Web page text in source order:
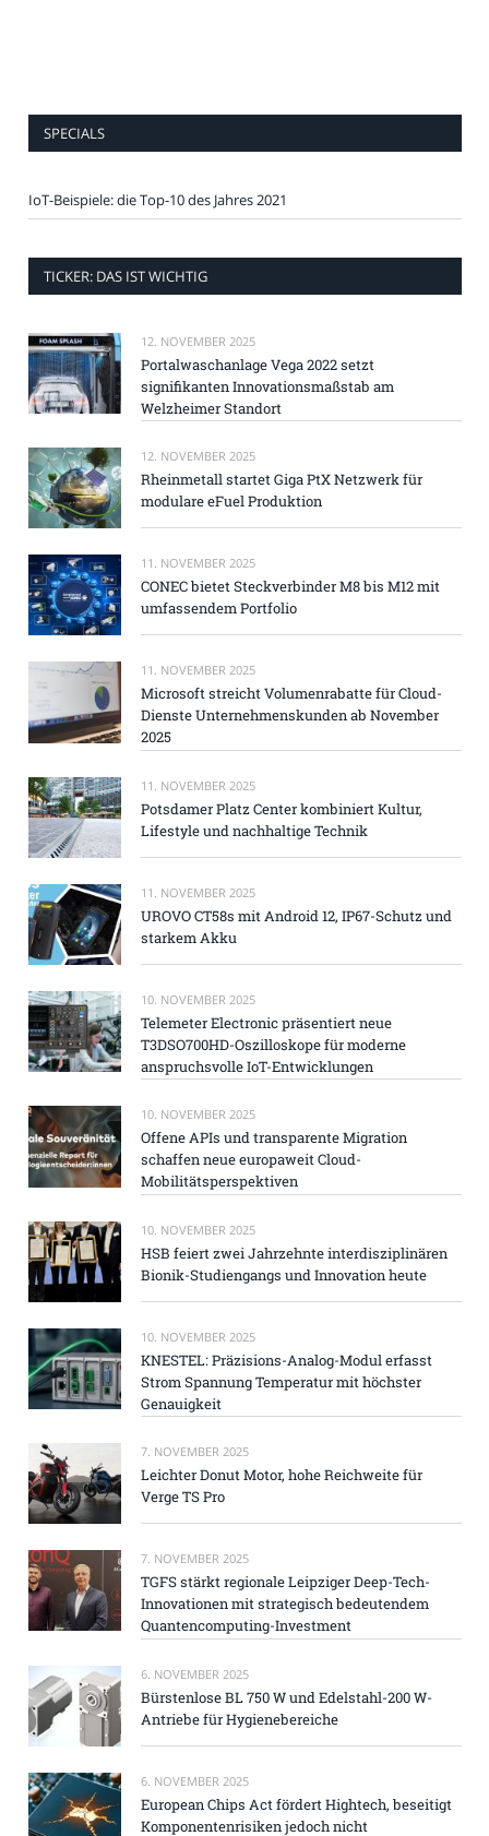
SPECIALS
IoT-Beispiele: die Top-10 des Jahres 2021
TICKER: DAS IST WICHTIG
12. NOVEMBER 2025
Portalwaschanlage Vega 2022 setzt
signifikanten Innovationsmaßstab am
Welzheimer Standort
12. NOVEMBER 2025
Rheinmetall startet Giga PtX Netzwerk für
modulare eFuel Produktion
11. NOVEMBER 2025
CONEC bietet Steckverbinder M8 bis M12 mit
umfassendem Portfolio
11. NOVEMBER 2025
Microsoft streicht Volumenrabatte für Cloud-
Dienste Unternehmenskunden ab November
2025
11. NOVEMBER 2025
Potsdamer Platz Center kombiniert Kultur,
Lifestyle und nachhaltige Technik
11. NOVEMBER 2025
UROVO CT58s mit Android 12, IP67-Schutz und
starkem Akku
10. NOVEMBER 2025
Telemeter Electronic präsentiert neue
T3DSO700HD-Oszilloskope für moderne
anspruchsvolle IoT-Entwicklungen
10. NOVEMBER 2025
Offene APIs und transparente Migration
schaffen neue europaweit Cloud-
Mobilitätsperspektiven
10. NOVEMBER 2025
HSB feiert zwei Jahrzehnte interdisziplinären
Bionik-Studiengangs und Innovation heute
10. NOVEMBER 2025
KNESTEL: Präzisions-Analog-Modul erfasst
Strom Spannung Temperatur mit höchster
Genauigkeit
7. NOVEMBER 2025
Leichter Donut Motor, hohe Reichweite für
Verge TS Pro
7. NOVEMBER 2025
TGFS stärkt regionale Leipziger Deep-Tech-
Innovationen mit strategisch bedeutendem
Quantencomputing-Investment
6. NOVEMBER 2025
Bürstenlose BL 750 W und Edelstahl-200 W-
Antriebe für Hygienebereiche
6. NOVEMBER 2025
European Chips Act fördert Hightech, beseitigt
Komponentenrisiken jedoch nicht